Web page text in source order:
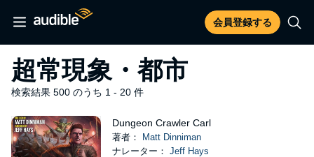
会員登録する
超常現象・都市
検索結果 500 のうち 1 - 20 件
Dungeon Crawler Carl
著者：
Matt Dinniman
ナレーター： Jeff Hays